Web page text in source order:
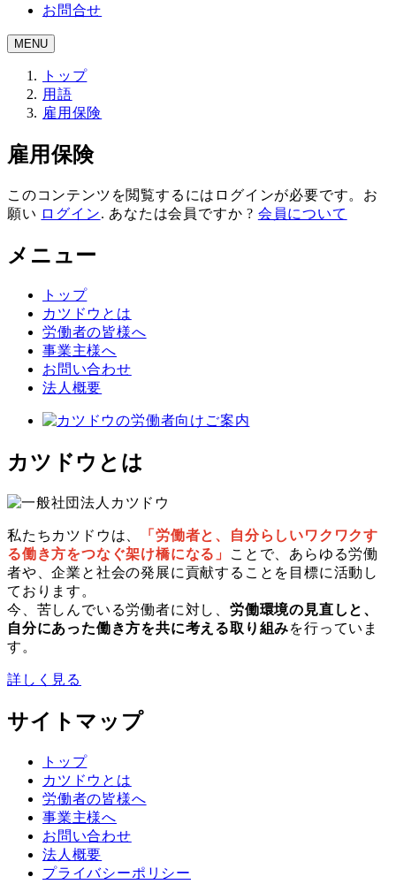
お問合せ
MENU
トップ
用語
雇用保険
雇用保険
このコンテンツを閲覧するにはログインが必要です。お
願い ログイン. あなたは会員ですか ? 会員について
メニュー
トップ
カツドウとは
労働者の皆様へ
事業主様へ
お問い合わせ
法人概要
カツドウとは
私たちカツドウは、
「労働者と、自分らしいワクワクす
る働き方をつなぐ架け橋になる」
ことで、あらゆる労働
者や、企業と社会の発展に貢献することを目標に活動し
ております。
今、苦しんでいる労働者に対し、 労働環境の見直しと、
自分にあった働き方を共に考える取り組みを行っていま
す。
詳しく見る
サイトマップ
トップ
カツドウとは
労働者の皆様へ
事業主様へ
お問い合わせ
法人概要
プライバシーポリシー